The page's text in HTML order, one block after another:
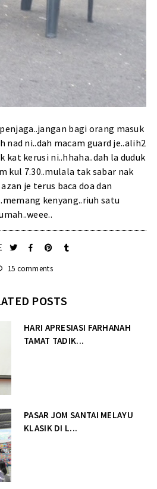
bagi orang masuk
nad ni..dah macam guard je..alih2
kat kerusi ni..hhaha..dah la duduk
kul 7.30..mulala tak sabar nak
je terus baca doa dan
kenyang..riuh satu
15 comments
POSTS
HARI APRESIASI FARHANAH
TAMAT TADIK...
PASAR JOM SANTAI MELAYU
KLASIK DI L...